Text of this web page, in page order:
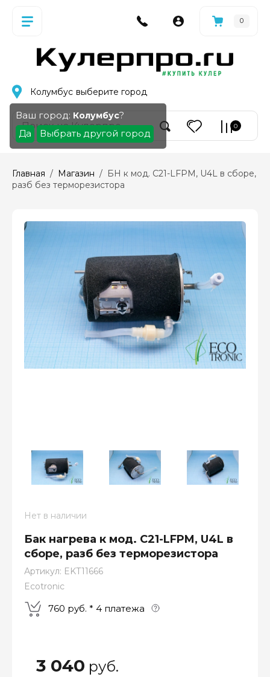
0
Колумбус выберите город
Ваш город: Колумбус?
Да
Выбрать другой город
0
Главная / Магазин /  БН к мод. C21-LFPM, U4L в сборе,
разб без терморезистора
Нет в наличии
Бак нагрева к мод. C21-LFPM, U4L в
сборе, разб без терморезистора
Артикул: EKT11666
Ecotronic
760 руб. * 4 платежа
Оплатите сейчас только
25% стоимости покупки
Платеж
3 040 руб.
Оплатите сейчас только